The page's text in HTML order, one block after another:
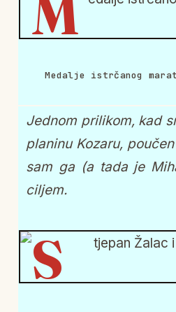
Medalje istrčanog
Jednom prilikom, kad
planinu Kozaru,
sam ga (a tada je
ciljem.